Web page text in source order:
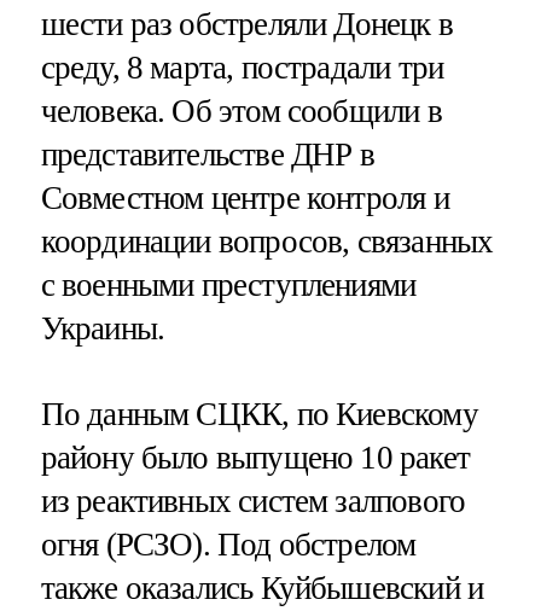
шести раз обстреляли Донецк в
среду, 8 марта, пострадали три
человека. Об этом сообщили в
представительстве ДНР в
Совместном центре контроля и
координации вопросов, связанных
с военными преступлениями
Украины.
По данным СЦКК, по Киевскому
району было выпущено 10 ракет
из реактивных систем залпового
огня (РСЗО). Под обстрелом
также оказались Куйбышевский и